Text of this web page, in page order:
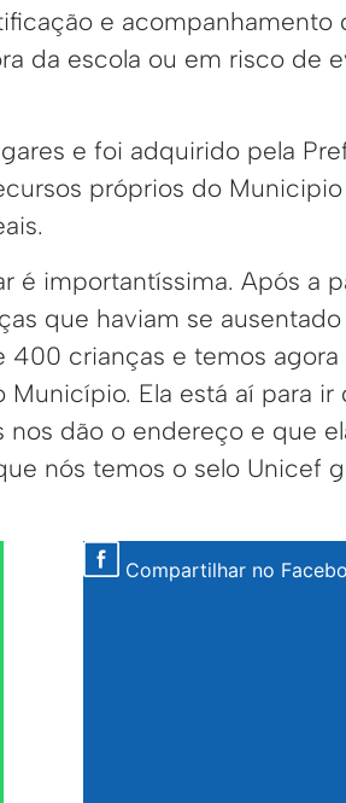
e acompanhamento
da escola ou em risco de
e foi adquirido pela
próprios do
é importantíssima. Após a
que haviam se
400 crianças e temos
Ela está aí para
nos dão o endereço e que
nós temos o selo Unicef
Compartilhar no